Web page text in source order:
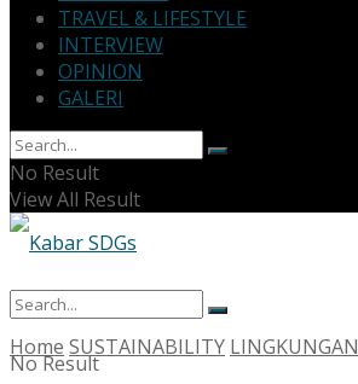
TRAVEL & LIFESTYLE
INTERVIEW
OPINION
GALERI
No Result
View All Result
No Result
Home SUSTAINABILITY LINGKUNGAN